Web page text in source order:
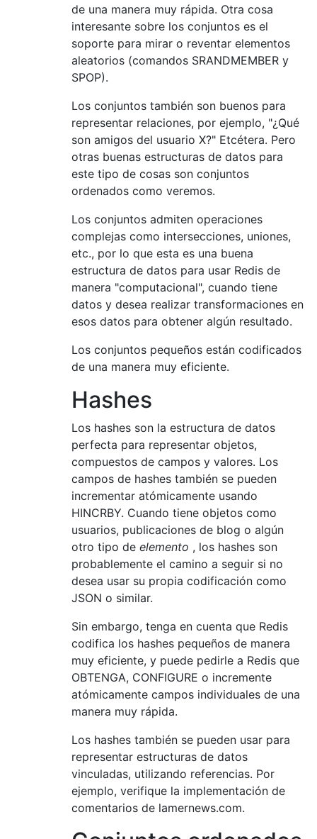
de una manera muy rápida. Otra cosa
interesante sobre los conjuntos es el
soporte para mirar o reventar elementos
aleatorios (comandos SRANDMEMBER y
SPOP).
Los conjuntos también son buenos para
representar relaciones, por ejemplo, "¿Qué
son amigos del usuario X?" Etcétera. Pero
otras buenas estructuras de datos para
este tipo de cosas son conjuntos
ordenados como veremos.
Los conjuntos admiten operaciones
complejas como intersecciones, uniones,
etc., por lo que esta es una buena
estructura de datos para usar Redis de
manera "computacional", cuando tiene
datos y desea realizar transformaciones en
esos datos para obtener algún resultado.
Los conjuntos pequeños están codificados
de una manera muy eficiente.
Hashes
Los hashes son la estructura de datos
perfecta para representar objetos,
compuestos de campos y valores. Los
campos de hashes también se pueden
incrementar atómicamente usando
HINCRBY. Cuando tiene objetos como
usuarios, publicaciones de blog o algún
otro tipo de elemento , los hashes son
probablemente el camino a seguir si no
desea usar su propia codificación como
JSON o similar.
Sin embargo, tenga en cuenta que Redis
codifica los hashes pequeños de manera
muy eficiente, y puede pedirle a Redis que
OBTENGA, CONFIGURE o incremente
atómicamente campos individuales de una
manera muy rápida.
Los hashes también se pueden usar para
representar estructuras de datos
vinculadas, utilizando referencias. Por
ejemplo, verifique la implementación de
comentarios de lamernews.com.